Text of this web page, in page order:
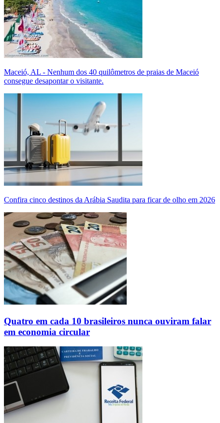
Maceió, AL - Nenhum dos 40 quilômetros de praias de Maceió
consegue desapontar o visitante.
Confira cinco destinos da Arábia Saudita para ficar de olho em 2026
Quatro em cada 10 brasileiros nunca ouviram falar
em economia circular